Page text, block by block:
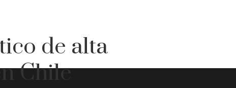
de alta
Chile